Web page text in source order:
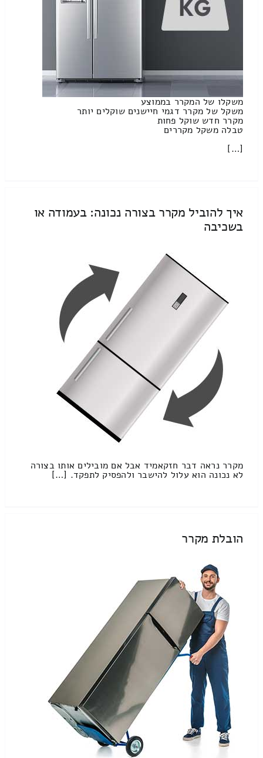
משקלו של המקרר בממוצע
משקל של מקרר דגמי חיישנים שוקלים יותר
מקרר חדש שוקל פחות
טבלה משקל מקררים
[…]
איך להוביל מקרר בצורה נכונה: בעמודה או
בשכיבה
מקרר נראה דבר חזקאמיד אבל אם מובילים אותו בצורה
לא נכונה הוא עלול להישבר ולהפסיק לתפקד. […]
הובלת מקרר